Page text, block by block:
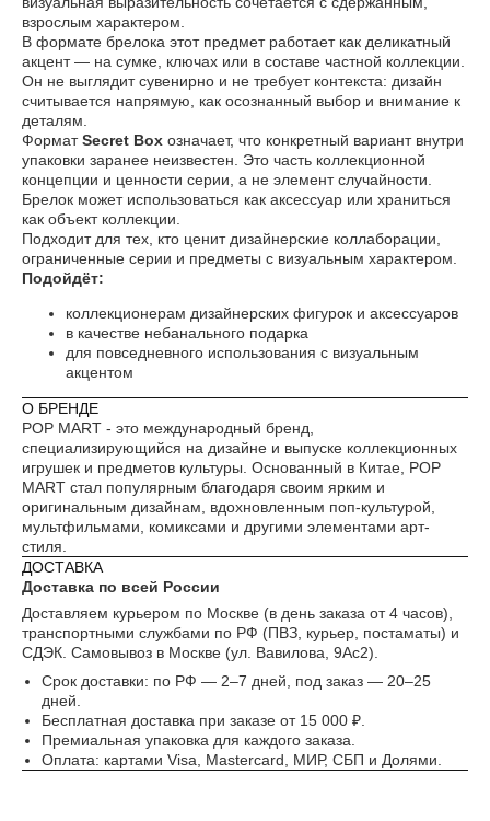
взрослым характером.
В формате брелока этот предмет работает как деликатный
акцент — на сумке, ключах или в составе частной коллекции.
Он не выглядит сувенирно и не требует контекста: дизайн
считывается напрямую, как осознанный выбор и внимание к
деталям.
ФорматSecret Box означает, что конкретный вариант внутри
упаковки заранее неизвестен. Это часть коллекционной
концепции и ценности серии, а не элемент случайности.
Брелок может использоваться как аксессуар или храниться
как объект коллекции.
Подходит для тех, кто ценит дизайнерские коллаборации,
ограниченные серии и предметы с визуальным характером.
Подойдёт:
коллекционерам дизайнерских фигурок и аксессуаров
в качестве небанального подарка
для повседневного использования с визуальным
акцентом
О БРЕНДЕ
POP MART - это международный бренд,
специализирующийся на дизайне и выпуске коллекционных
игрушек и предметов культуры. Основанный в Китае, POP
MART стал популярным благодаря своим ярким и
оригинальным дизайнам, вдохновленным поп-культурой,
мультфильмами, комиксами и другими элементами арт-
стиля.
ДОСТАВКА
Доставка по всей России
Доставляем курьером по Москве (в день заказа от 4 часов),
транспортными службами по РФ (ПВЗ, курьер, постаматы) и
СДЭК. Самовывоз в Москве (ул. Вавилова, 9Ас2).
Срок доставки: по РФ — 2–7 дней, под заказ — 20–25
дней.
Бесплатная доставка при заказе от 15 000 ₽.
Премиальная упаковка для каждого заказа.
Оплата: картами Visa, Mastercard, МИР, СБП и Долями.
Оплатите сегодня 25% стоимости покупки
картой любого банка, остальное — тремя
платежами раз в две недели.
Оплата
сегодня
25%
2 недели
25%
4 недели
25%
6 недель
25%
Без комиссий и переплат
Понятно